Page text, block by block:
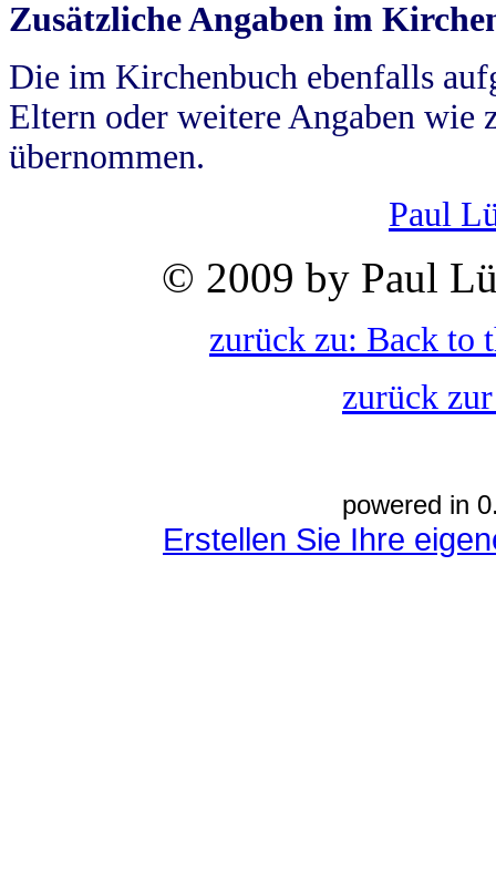
Zusätzliche Angaben im
Die im Kirchenbuch ebenfalls
Eltern oder weitere Angaben wie
übernommen.
Paul
© 2009 by Paul
zurück zu: Back to
zurück
powered in
Erstellen Sie Ihre